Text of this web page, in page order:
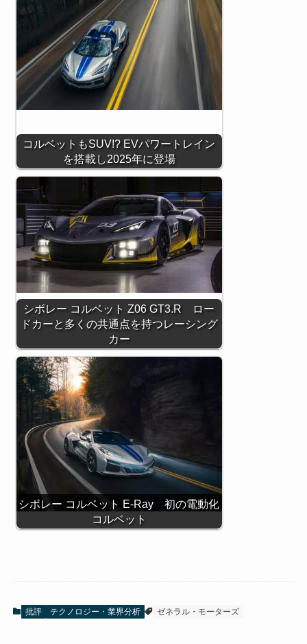
コルベットもSUV!? EVパワートレイン
を搭載し2025年に登場
シボレー コルベット Z06 GT3.R ロー
ドカーと多くの共通点を持つレーシング
カー
シボレー コルベット E-Ray 初の電動化
コルベット
批評 テクノロジー・業界分析 ゼネラル・モーターズ